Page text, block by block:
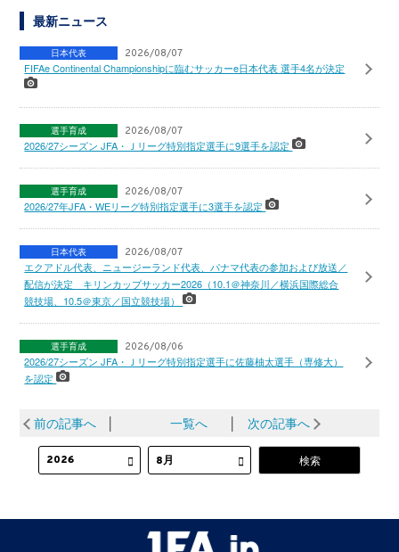
最新ニュース
日本代表 2026/08/07
FIFAe Continental Championshipに臨むサッカーe日本代表 選手4名が決定
選手育成 2026/08/07
2026/27シーズン JFA・Ｊリーグ特別指定選手に9選手を認定
選手育成 2026/08/07
2026/27年JFA・WEリーグ特別指定選手に3選手を認定
日本代表 2026/08/07
エクアドル代表、ニュージーランド代表、パナマ代表の参加および放送／
配信が決定 キリンカップサッカー2026（10.1＠神奈川／横浜国際総合
競技場、10.5＠東京／国立競技場）
選手育成 2026/08/06
2026/27シーズン JFA・Ｊリーグ特別指定選手に佐藤柚太選手（専修大）
を認定
前の記事へ│ 一覧へ 次の記事へ